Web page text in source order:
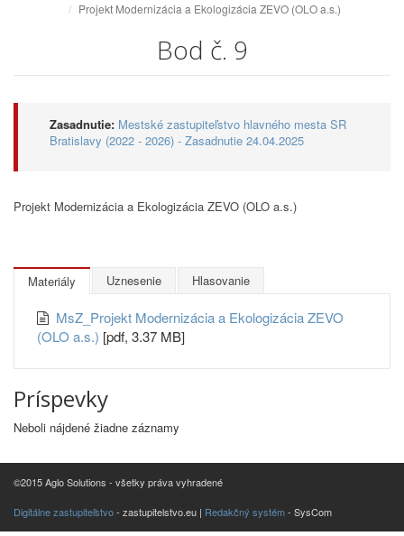
Projekt Modernizácia a Ekologizácia ZEVO (OLO a.s.)
Bod č. 9
Zasadnutie: Mestské zastupiteľstvo hlavného mesta SR
Bratislavy (2022 - 2026) - Zasadnutie 24.04.2025
Projekt Modernizácia a Ekologizácia ZEVO (OLO a.s.)
Materiály Uznesenie Hlasovanie
MsZ_Projekt Modernizácia a Ekologizácia ZEVO
(OLO a.s.) [pdf, 3.37 MB]
Príspevky
Neboli nájdené žiadne záznamy
©2015 Aglo Solutions - všetky práva vyhradené
Digitálne zastupiteľstvo- zastupitelstvo.eu | Redakčný systém- SysCom